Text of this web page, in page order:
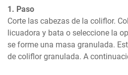
1. Paso
Corte las cabezas de la coliflor.
licuadora y bata o seleccione la
se forme una masa granulada.
de coliflor granulada. A